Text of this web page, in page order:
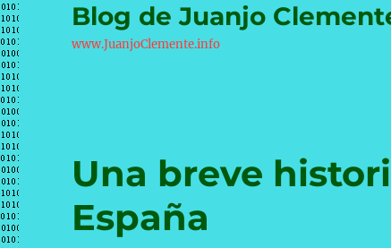
Blog de Juanjo
www.JuanjoClemente.info
Una breve
España